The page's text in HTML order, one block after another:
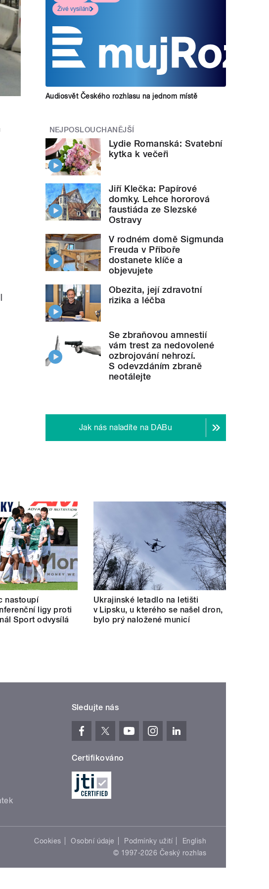
Živé vysílání
Audiosvět Českého rozhlasu na jednom místě
NEJPOSLOUCHANĚJŠÍ
Lydie Romanská: Svatební
kytka k večeři
Jiří Klečka: Papírové
domky. Lehce hororová
faustiáda ze Slezské
Ostravy
V rodném domě Sigmunda
Freuda v Příboře
dostanete klíče a
objevujete
Obezita, její zdravotní
rizika a léčba
Se zbraňovou amnestií
vám trest za nedovolené
ozbrojování nehrozí.
S odevzdáním zbraně
neotálejte
Jak nás naladíte na DABu
nastoupí
ligy proti
Sport odvysílá
Ukrajinské letadlo na letišti
v Lipsku, u kterého se našel dron,
bylo prý naložené municí
Sledujte nás
Certifikováno
Cookies Osobní údaje Podmínky užití
English
© 1997-2026 Český rozhlas